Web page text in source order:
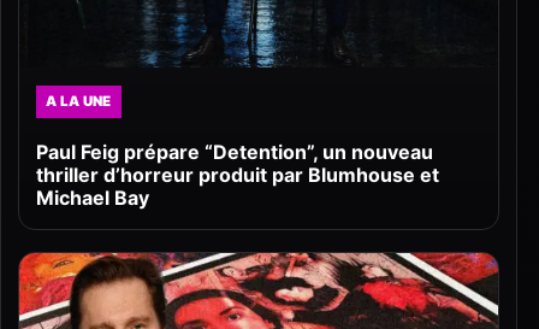
A LA UNE
Paul Feig prépare “Detention”, un nouveau
thriller d’horreur produit par Blumhouse et
Michael Bay